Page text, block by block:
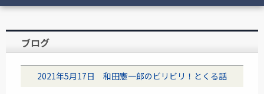
ブログ
2021年5月17日 和田憲一郎のビリビリ！とくる話